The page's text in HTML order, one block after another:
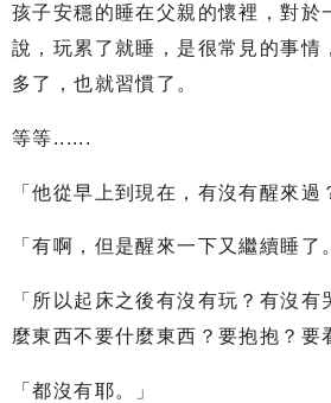
孩子安穩的睡在父親的懷裡，對於
說，玩累了就睡，是很常見的事情
多了，也就習慣了。
等等......
「他從早上到現在，有沒有醒來過
「有啊，但是醒來一下又繼續睡了
「所以起床之後有沒有玩？有沒
麼東西不要什麼東西？要抱抱？要
「都沒有耶。」